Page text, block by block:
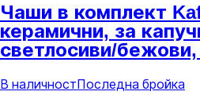
Чаши в комплект
керамични, за
светлосиви/бежови,
В наличност Последна бройка